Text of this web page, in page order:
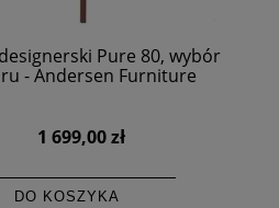
Pure 80, wybór
- Andersen Furniture
1 699,00 zł
DO KOSZYKA